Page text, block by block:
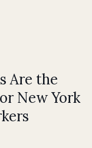
Are the
New York